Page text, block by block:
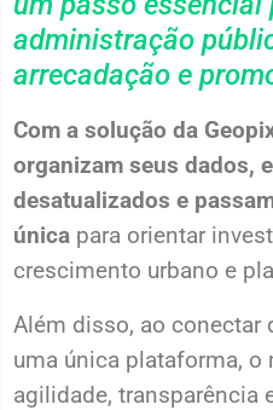
administração
arrecadação e
Com a solução da
organizam seus dados,
desatualizados e
única para orientar
crescimento urbano e
Além disso, ao conectar
uma única plataforma, o
agilidade, transparência